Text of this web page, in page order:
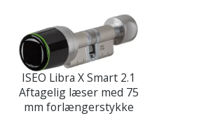
ISEO Libra X Smart 2.1
Aftagelig læser med 75
mm forlængerstykke